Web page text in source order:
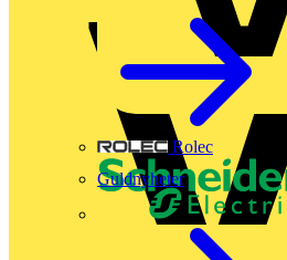
Rolec
Guldnyheter